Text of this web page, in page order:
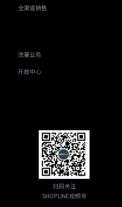
全渠道销售
流量业务
开放中心
扫码关注
SHOPLINE视频号